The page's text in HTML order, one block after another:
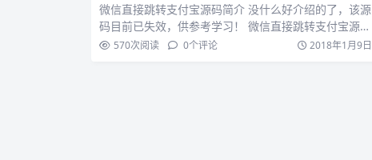
微信直接跳转支付宝源码简介 没什么好介绍的了，该源
码目前已失效，供参考学习！ 微信直接跳转支付宝源码
截图 微信…
570次阅读 0个评论 2018年1月9日